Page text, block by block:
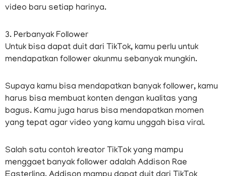
video baru setiap harinya.
3. Perbanyak Follower
Untuk bisa dapat duit dari TikTok, kamu perlu untuk
mendapatkan follower akunmu sebanyak mungkin.
Supaya kamu bisa mendapatkan banyak follower, kamu
harus bisa membuat konten dengan kualitas yang
bagus. Kamu juga harus bisa mendapatkan momen
yang tepat agar video yang kamu unggah bisa viral.
Salah satu contoh kreator TikTok yang mampu
menggaet banyak follower adalah Addison Rae